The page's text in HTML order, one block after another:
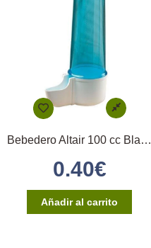
Bebedero Altair 100 cc Blanco/Azul STA
0.40€
Añadir al carrito